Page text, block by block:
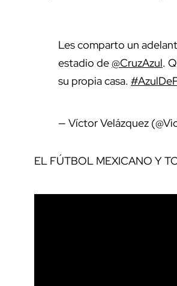
Les comparto un
estadio de@CruzAzul.
su propia casa.
— Víctor Velázquez
EL FÚTBOL MEXICANO Y